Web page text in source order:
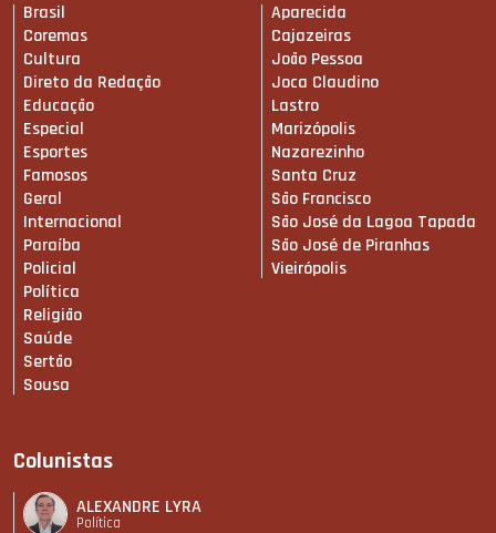
Brasil
Coremas
Cultura
Direto da Redação
Educação
Especial
Esportes
Famosos
Geral
Internacional
Paraíba
Policial
Política
Religião
Saúde
Sertão
Sousa
Aparecida
Cajazeiras
João Pessoa
Joca Claudino
Lastro
Marizópolis
Nazarezinho
Santa Cruz
São Francisco
São José da Lagoa Tapada
São José de Piranhas
Vieirópolis
Colunistas
ALEXANDRE LYRA
Política